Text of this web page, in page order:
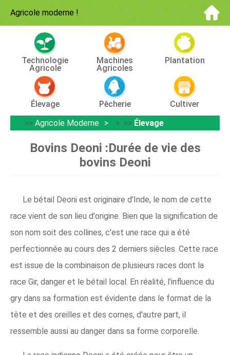
Agricole moderne !
Technologie
Agricole
Machines
Agricoles
Plantation
Élevage Pêcherie
Cultiver
>> Agricole Moderne > >> Élevage
Bovins Deoni :Durée de vie des
bovins Deoni
Le bétail Deoni est originaire d'Inde, le nom de cette
race vient de son lieu d'origine. Bien que la signification de
son nom soit des collines, c'est une race qui a été
perfectionnée au cours des 2 derniers siècles. Cette race
est issue de la combinaison de plusieurs races dont la
race Gir, danger et le bétail local. En réalité, l'influence du
gry dans sa formation est évidente dans le format de la
tête et des oreilles et des cornes, d'autre part, il
ressemble aussi au danger dans sa forme corporelle.